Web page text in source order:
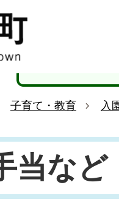
子育て・教育 入
当など